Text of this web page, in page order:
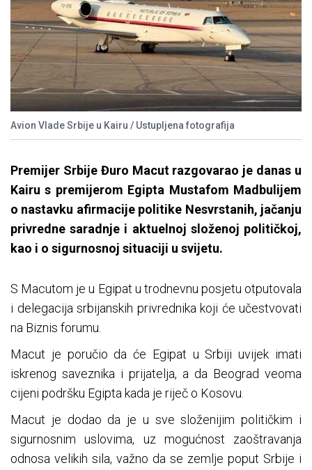
Avion Vlade Srbije u Kairu / Ustupljena fotografija
Premijer Srbije Đuro Macut razgovarao je danas u
Kairu s premijerom Egipta Mustafom Madbulijem
o nastavku afirmacije politike Nesvrstanih, jačanju
privredne saradnje i aktuelnoj složenoj političkoj,
kao i o sigurnosnoj situaciji u svijetu.
S Macutom je u Egipat u trodnevnu posjetu otputovala
i delegacija srbijanskih privrednika koji će učestvovati
na Biznis forumu.
Macut je poručio da će Egipat u Srbiji uvijek imati
iskrenog saveznika i prijatelja, a da Beograd veoma
cijeni podršku Egipta kada je riječ o Kosovu.
Macut je dodao da je u sve složenijim političkim i
sigurnosnim uslovima, uz mogućnost zaoštravanja
odnosa velikih sila, važno da se zemlje poput Srbije i